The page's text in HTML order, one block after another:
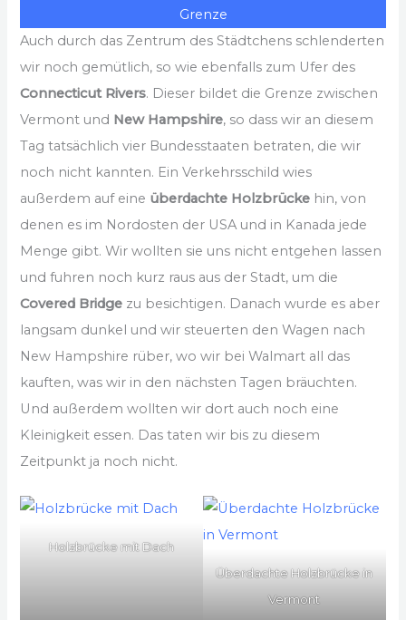
Grenze
Auch durch das Zentrum des Städtchens schlenderten
wir noch gemütlich, so wie ebenfalls zum Ufer des
Connecticut Rivers. Dieser bildet die Grenze zwischen
Vermont und New Hampshire, so dass wir an diesem
Tag tatsächlich vier Bundesstaaten betraten, die wir
noch nicht kannten. Ein Verkehrsschild wies
außerdem auf eine überdachte Holzbrücke hin, von
denen es im Nordosten der USA und in Kanada jede
Menge gibt. Wir wollten sie uns nicht entgehen lassen
und fuhren noch kurz raus aus der Stadt, um die
Covered Bridge zu besichtigen. Danach wurde es aber
langsam dunkel und wir steuerten den Wagen nach
New Hampshire rüber, wo wir bei Walmart all das
kauften, was wir in den nächsten Tagen bräuchten.
Und außerdem wollten wir dort auch noch eine
Kleinigkeit essen. Das taten wir bis zu diesem
Zeitpunkt ja noch nicht.
Holzbrücke mit Dach
Überdachte Holzbrücke in
Vermont